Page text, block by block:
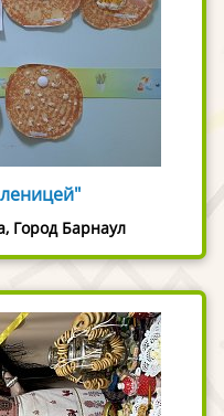
Город Барнаул